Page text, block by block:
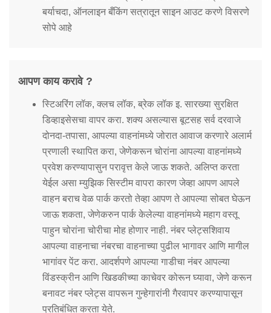
बर्याचदा, ऑनलाइन बँकिंग सत्रातून साइन आउट करणे विसरणे
सोपे आहे
आपण काय करावे ?
स्टिअरिंग लॉक, क्लच लॉक, ब्रेक लॉक इ. सारख्या सुरक्षित
डिव्हाइसेसचा वापर करा. शक्य असल्यास बूटसह सर्व दरवाजे
दोनदा-तपासा, आपल्या वाहनांमध्ये जोरात आवाज करणारे अलार्म
प्रणाली स्थापित करा, जेणेकरून चोरांना आपल्या वाहनांमध्ये
प्रवेश करण्यापासुन परावृत्त केले जाऊ शकते. अलिप्त करता
येईल असा म्युझिक सिस्टीम वापरा कारण जेव्हा आपण आपले
वाहन बराच वेळ पार्क करतो तेव्हा आपण ते आपल्या सोबत घेऊन
जाऊ शकता, जेणेकरुन पार्क केलेल्या वाहनांमध्ये महाग वस्तू
पाहुन चोरांना चोरीचा मोह होणार नाही. नंबर प्लेट्सशिवाय
आपल्या वाहनाचा नंबरचा वाहनाच्या पुढील भागावर आणि मागील
भागांवर पेंट करा. आदर्शपणे आपल्या गाडीचा नंबर आपल्या
विंडस्क्रीन आणि खिडकीच्या काचेवर कोरून घ्यावा, जेणे करून
बनावट नंबर प्लेट्स वापरून गुन्हेगारांनी गैरवापर करण्यापासून
प्रतिबंधित करता येते.